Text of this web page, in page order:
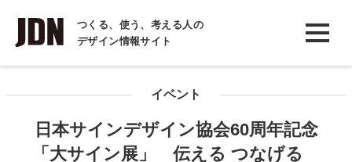
つくる、使う、考える人の
デザイン情報サイト
INTERVIEW
インタビュー
COLUMN
イベント
日本サインデザイン協会60周年記念
「大サイン展」 伝える つなげる